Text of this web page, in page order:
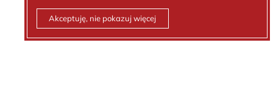
Akceptuję, nie pokazuj więcej